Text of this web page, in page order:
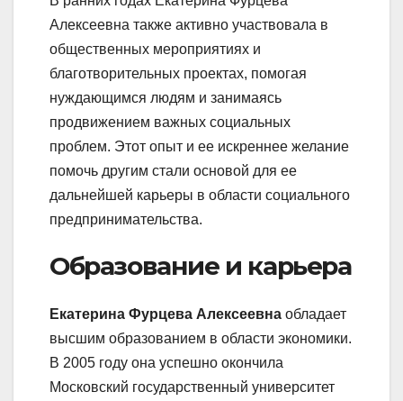
Алексеевна также активно участвовала в
общественных мероприятиях и
благотворительных проектах, помогая
нуждающимся людям и занимаясь
продвижением важных социальных
проблем. Этот опыт и ее искреннее желание
помочь другим стали основой для ее
дальнейшей карьеры в области социального
предпринимательства.
Образование и карьера
Екатерина Фурцева Алексеевна обладает
высшим образованием в области экономики.
В 2005 году она успешно окончила
Московский государственный университет